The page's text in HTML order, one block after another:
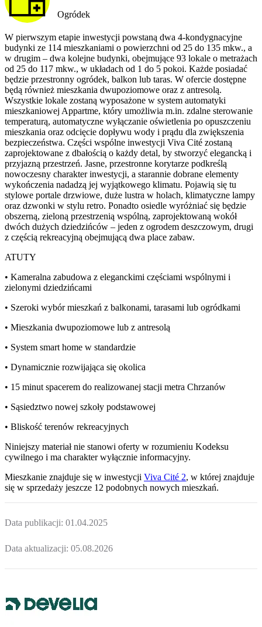
Ogródek
W pierwszym etapie inwestycji powstaną dwa 4-kondygnacyjne
budynki ze 114 mieszkaniami o powierzchni od 25 do 135 mkw., a
w drugim – dwa kolejne budynki, obejmujące 93 lokale o metrażach
od 25 do 117 mkw., w układach od 1 do 5 pokoi. Każde posiadać
będzie przestronny ogródek, balkon lub taras. W ofercie dostępne
będą również mieszkania dwupoziomowe oraz z antresolą.
Wszystkie lokale zostaną wyposażone w system automatyki
mieszkaniowej Appartme, który umożliwia m.in. zdalne sterowanie
temperaturą, automatyczne wyłączanie oświetlenia po opuszczeniu
mieszkania oraz odcięcie dopływu wody i prądu dla zwiększenia
bezpieczeństwa. Części wspólne inwestycji Viva Cité zostaną
zaprojektowane z dbałością o każdy detal, by stworzyć elegancką i
przyjazną przestrzeń. Jasne, przestronne korytarze podkreślą
nowoczesny charakter inwestycji, a starannie dobrane elementy
wykończenia nadadzą jej wyjątkowego klimatu. Pojawią się tu
stylowe portale drzwiowe, duże lustra w holach, klimatyczne lampy
oraz dzwonki w stylu retro. Ponadto osiedle wyróżniać się będzie
obszerną, zieloną przestrzenią wspólną, zaprojektowaną wokół
dwóch dużych dziedzińców – jeden z ogrodem deszczowym, drugi
z częścią rekreacyjną obejmującą dwa place zabaw.
ATUTY
• Kameralna zabudowa z eleganckimi częściami wspólnymi i
zielonymi dziedzińcami
• Szeroki wybór mieszkań z balkonami, tarasami lub ogródkami
• Mieszkania dwupoziomowe lub z antresolą
• System smart home w standardzie
• Dynamicznie rozwijająca się okolica
• 15 minut spacerem do realizowanej stacji metra Chrzanów
• Sąsiedztwo nowej szkoły podstawowej
• Bliskość terenów rekreacyjnych
Niniejszy materiał nie stanowi oferty w rozumieniu Kodeksu
cywilnego i ma charakter wyłącznie informacyjny.
Mieszkanie znajduje się w inwestycji Viva Cité 2, w której znajduje
się w sprzedaży jeszcze 12 podobnych nowych mieszkań.
Data publikacji: 01.04.2025
Data aktualizacji: 05.08.2026